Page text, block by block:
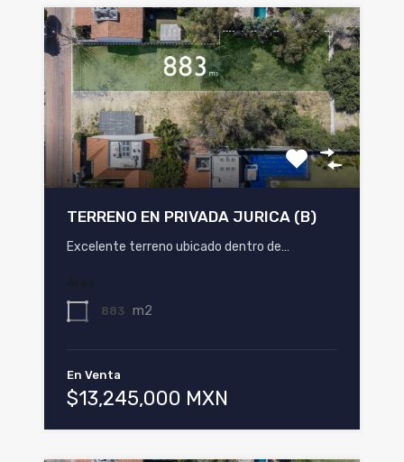
TERRENO EN PRIVADA JURICA (B)
Excelente terreno ubicado dentro de…
Área
883 m2
En Venta
$13,245,000 MXN